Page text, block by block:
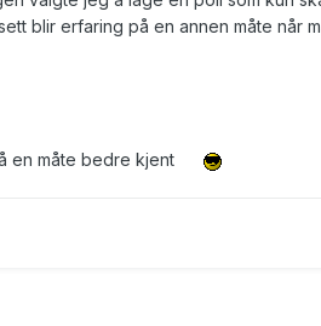
blir erfaring på en annen måte når
en måte bedre kjent